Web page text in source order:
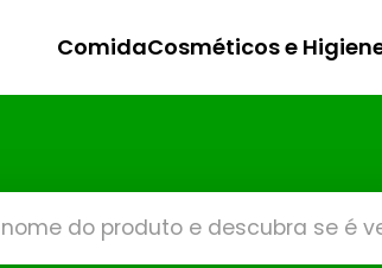
ComidaCosméticos e